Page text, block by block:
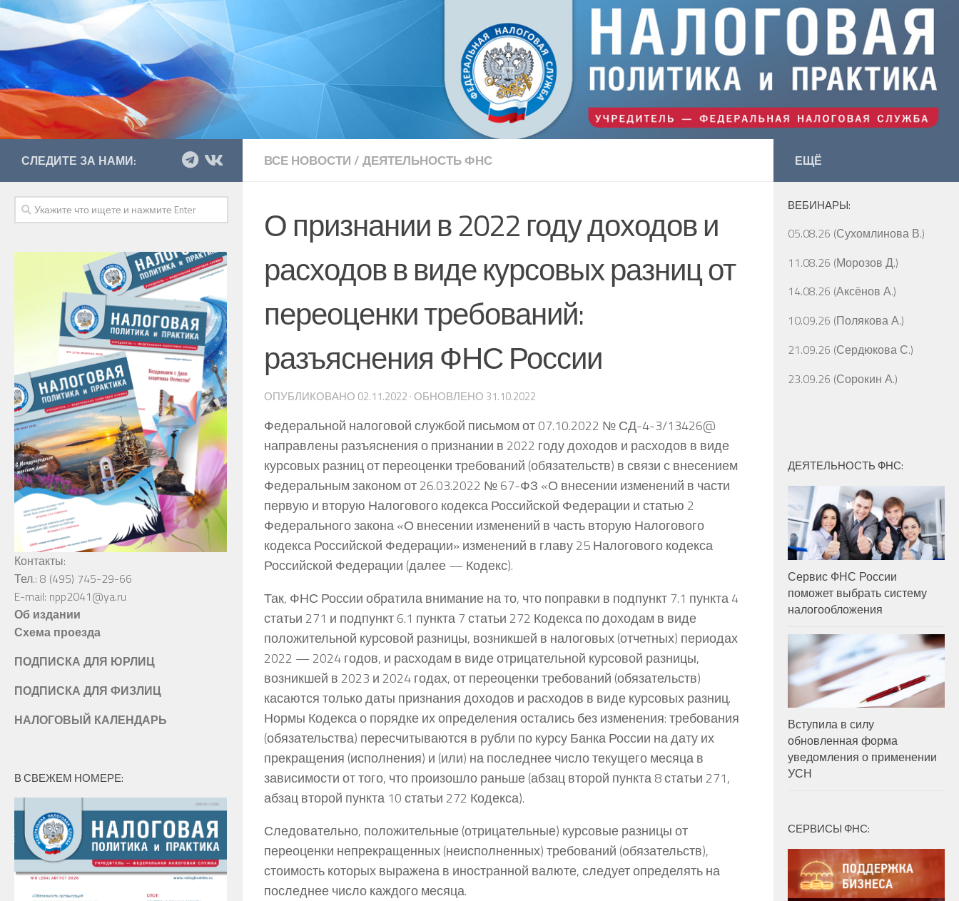
ВСЕ НОВОСТИ/ДЕЯТЕЛЬНОСТЬ ФНС
О признании в 2022 году доходов и
расходов в виде курсовых разниц от
переоценки требований:
разъяснения ФНС России
ОПУБЛИКОВАНО 02.11.2022 · ОБНОВЛЕНО 31.10.2022
Федеральной налоговой службой письмом от 07.10.2022 № СД-4-3/13426@
направлены разъяснения о признании в 2022 году доходов и расходов в виде
курсовых разниц от переоценки требований (обязательств) в связи с внесением
Федеральным законом от 26.03.2022 № 67-ФЗ «О внесении изменений в части
первую и вторую Налогового кодекса Российской Федерации и статью 2
Федерального закона «О внесении изменений в часть вторую Налогового
кодекса Российской Федерации» изменений в главу 25 Налогового кодекса
Российской Федерации (далее — Кодекс).
Так, ФНС России обратила внимание на то, что поправки в подпункт 7.1 пункта 4
статьи 271 и подпункт 6.1 пункта 7 статьи 272 Кодекса по доходам в виде
положительной курсовой разницы, возникшей в налоговых (отчетных) периодах
2022 — 2024 годов, и расходам в виде отрицательной курсовой разницы,
возникшей в 2023 и 2024 годах, от переоценки требований (обязательств)
касаются только даты признания доходов и расходов в виде курсовых разниц.
Нормы Кодекса о порядке их определения остались без изменения: требования
(обязательства) пересчитываются в рубли по курсу Банка России на дату их
прекращения (исполнения) и (или) на последнее число текущего месяца в
зависимости от того, что произошло раньше (абзац второй пункта 8 статьи 271,
абзац второй пункта 10 статьи 272 Кодекса).
Следовательно, положительные (отрицательные) курсовые разницы от
переоценки непрекращенных (неисполненных) требований (обязательств),
стоимость которых выражена в иностранной валюте, следует определять на
последнее число каждого месяца.
СЛЕДИТЕ ЗА НАМИ:
Контакты:
Тел.: 8 (495) 745-29-66
E-mail: npp2041@ya.ru
Об издании
Схема проезда
ПОДПИСКА ДЛЯ ЮРЛИЦ
ПОДПИСКА ДЛЯ ФИЗЛИЦ
НАЛОГОВЫЙ КАЛЕНДАРЬ
В СВЕЖЕМ НОМЕРЕ:
ЕЩЁ
ВЕБИНАРЫ:
05.08.26 (Сухомлинова В.)
11.08.26 (Морозов Д.)
14.08.26 (Аксёнов А.)
10.09.26 (Полякова А.)
21.09.26 (Сердюкова С.)
23.09.26 (Сорокин А.)
ДЕЯТЕЛЬНОСТЬ ФНС:
Сервис ФНС России
поможет выбрать систему
налогообложения
Вступила в силу
обновленная форма
уведомления о применении
УСН
СЕРВИСЫ ФНС: